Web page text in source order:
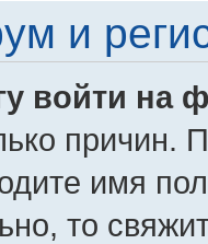
и
войти на
причин.
имя
то